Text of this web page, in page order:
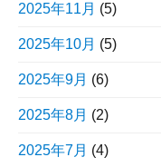
2025年11月 (5)
2025年10月 (5)
2025年9月 (6)
2025年8月 (2)
2025年7月 (4)